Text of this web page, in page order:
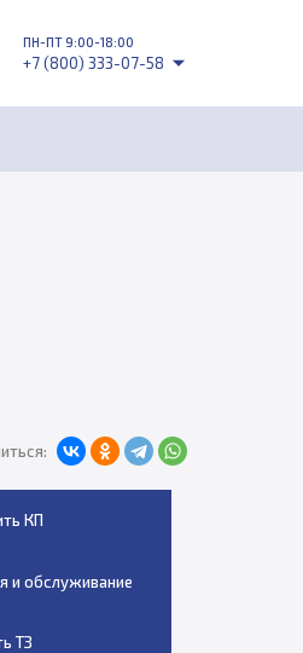
ПН-ПТ 9:00-18:00
+7 (800) 333-07-58
КП
и обслуживание
ТЗ